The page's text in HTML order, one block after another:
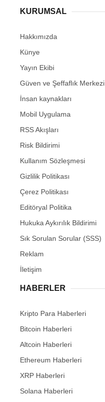
KURUMSAL
Hakkımızda
Künye
Yayın Ekibi
Güven ve Şeffaflık Merkezi
İnsan kaynakları
Mobil Uygulama
RSS Akışları
Risk Bildirimi
Kullanım Sözleşmesi
Gizlilik Politikası
Çerez Politikası
Editöryal Politika
Hukuka Aykırılık Bildirimi
Sık Sorulan Sorular (SSS)
Reklam
İletişim
HABERLER
Kripto Para Haberleri
Bitcoin Haberleri
Altcoin Haberleri
Ethereum Haberleri
XRP Haberleri
Solana Haberleri